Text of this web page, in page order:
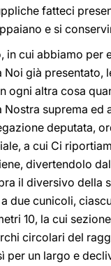
fatteci
e si
in cui abbiamo per
Noi già
ogni altra cosa
Nostra suprema
deputata,
a cui Ci
divertendolo
il diversivo della
due cunicoli,
10, la cui
circolari del
per un largo e